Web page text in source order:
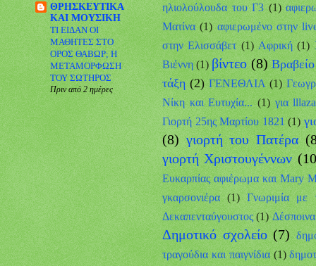
ηλιολούλουδα του Γ3 (1)
Ματίνα (1) αφιερωμένο στην
στην Ελισσάβετ (1) Αφρική (1)
Βιέννη (1) βίντεο (8) Βραβείο
τάξη (2) ΓΕΝΕΘΛΙΑ (1)
Νίκη και Ευτυχία... (1) για
Γιορτή 25ης Μαρτίου 1821 (1)
(8) γιορτή του Πατέρα
γιορτή Χριστουγέννων
Ευκαρπίας αφιέρωμα και Mary
γκαρσονιέρα (1) Γνωριμία με
Δεκαπενταύγουστος (1)
Δημοτικό σχολείο (7)
τραγούδια και παιγνίδια (1)
ΘΡΗΣΚΕΥΤΙΚΑ
ΚΑΙ ΜΟΥΣΙΚΗ
ΤΙ ΕΙΔΑΝ ΟΙ
ΜΑΘΗΤΕΣ ΣΤΟ
ΟΡΟΣ ΘΑΒΩΡ; Η
ΜΕΤΑΜΟΡΦΩΣΗ
ΤΟΥ ΣΩΤΗΡΟΣ
Πριν από 2 ημέρες